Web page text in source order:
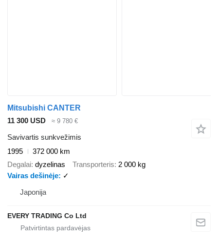
Mitsubishi CANTER
11 300 USD
≈ 9 780 €
Savivartis sunkvežimis
1995
372 000 km
Degalai dyzelinas Transporteris 2 000 kg
Vairas dešinėje
✓
Japonija
EVERY TRADING Co Ltd